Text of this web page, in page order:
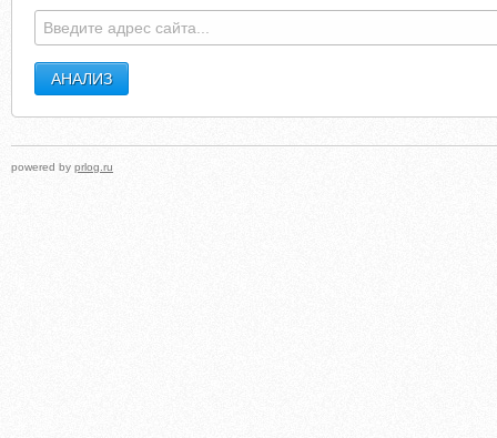
powered by prlog.ru